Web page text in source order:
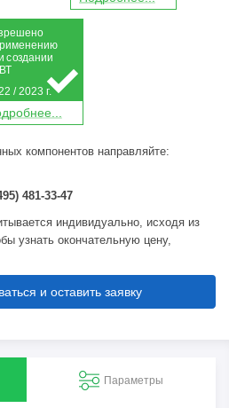
дробнее...
создании
ВТ
/ 2023 г.
компонентов направляйте:
481-33-47
индивидуально, исходя из
узнать окончательную цену,
и оставить заявку
Параметры